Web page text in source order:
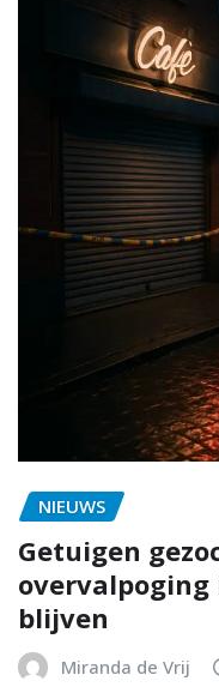
NIEUWS
Getuigen
overvalpoging
blijven
Miranda de Vrij